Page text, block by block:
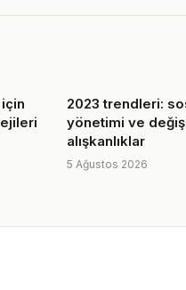
2023 trendleri:
yönetimi ve
alışkanlıklar
5 Ağustos 2026